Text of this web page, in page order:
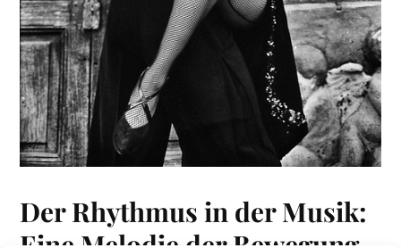
Der Rhythmus in der Musik: